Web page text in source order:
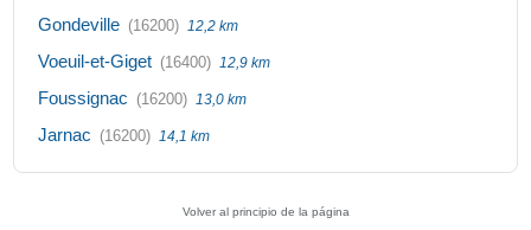
Gondeville (16200) 12,2 km
Voeuil-et-Giget (16400) 12,9 km
Foussignac (16200) 13,0 km
Jarnac (16200) 14,1 km
Volver al principio de la página